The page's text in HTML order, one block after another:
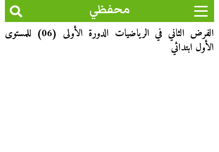
محفظي
الفرض الثاني في الرياضيات الدورة الأولى (06) للمستوى
الأول ابتدائي